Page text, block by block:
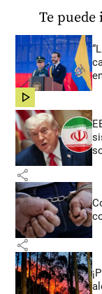
Te puede
share
share
share